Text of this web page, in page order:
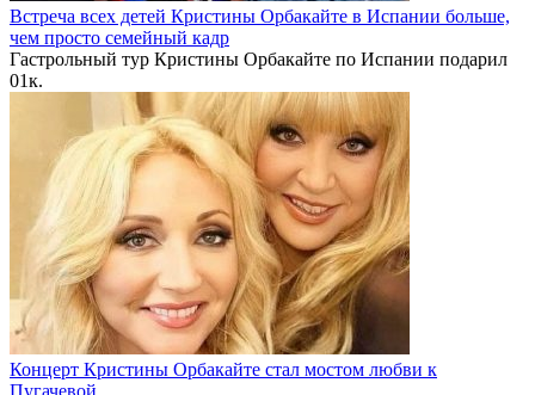
Встреча всех детей Кристины Орбакайте в Испании больше,
чем просто семейный кадр
Гастрольный тур Кристины Орбакайте по Испании подарил
01к.
Концерт Кристины Орбакайте стал мостом любви к
Пугачевой